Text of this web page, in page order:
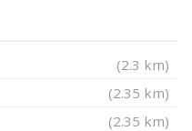
(2.3 km)
(2.35 km)
(2.35 km)